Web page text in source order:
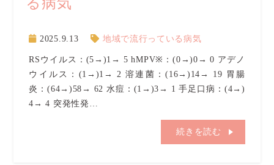
2025.9.13 地域で流行っている病気
RSウイルス：(5→)1→ 5 hMPV※：(0→)0→ 0 アデノ
ウイルス：(1→)1→ 2 溶連菌：(16→)14→ 19 胃腸
炎：(64→)58→ 62 水痘：(1→)3→ 1 手足口病：(4→)
4→ 4 突発性発…
続きを読む